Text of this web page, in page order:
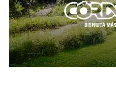
una cama, entre otros
En el lugar, trabajó un
trasladó hasta el Instituto
de 24 años y un hombre de
en sus cuerpos.
Se investigan las